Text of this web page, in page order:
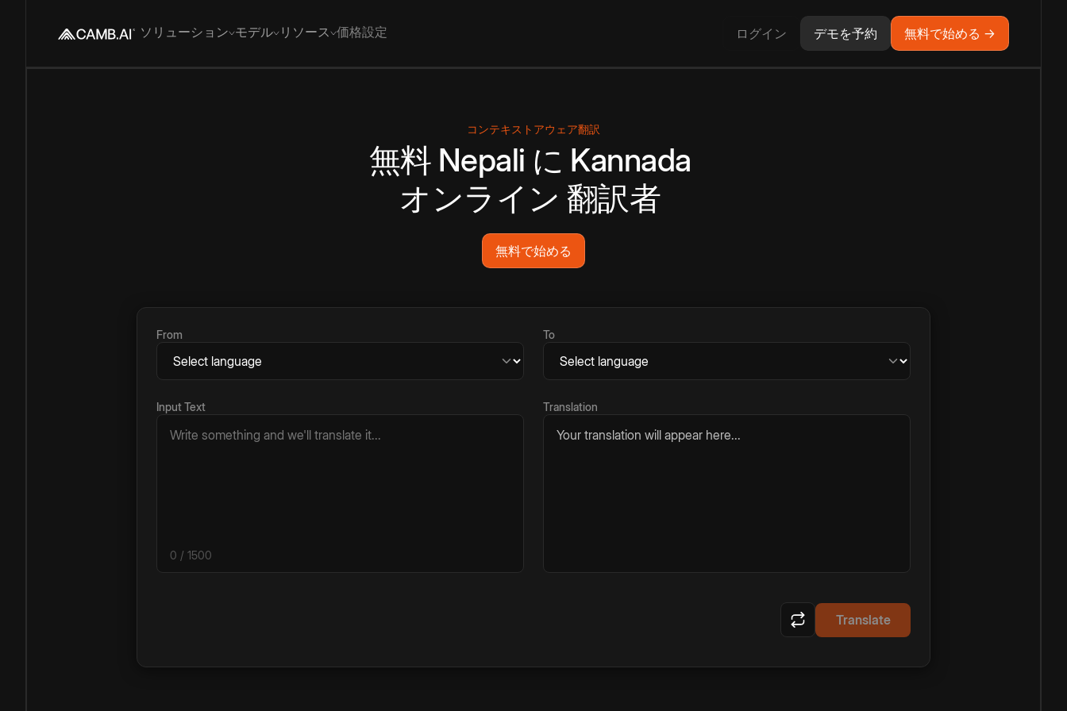
ソリューション モデル リソース 価格設定 ログイン デモを予約 無料で始める →
コンテキストアウェア翻訳
無料 Nepali に Kannada
オンライン 翻訳者
無料で始める
From To
Input Text
0 / 1500
Translation
Your translation will appear here...
Translate